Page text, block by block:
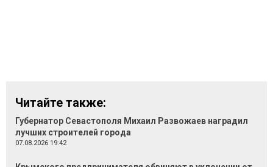
Читайте также:
Губернатор Севастополя Михаил Развожаев наградил
лучших строителей города
07.08.2026 19:42